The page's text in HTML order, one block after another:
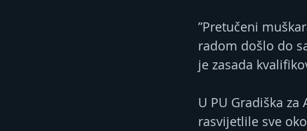
”Pretučeni
radom došlo do
je zasada
U PU Gradiška
rasvijetlile sve